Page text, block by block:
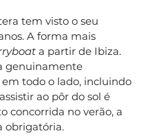
tem visto o seu
A forma mais
a partir de Ibiza.
genuinamente
todo o lado, incluindo
ao pôr do sol é
concorrida no verão, a
obrigatória.